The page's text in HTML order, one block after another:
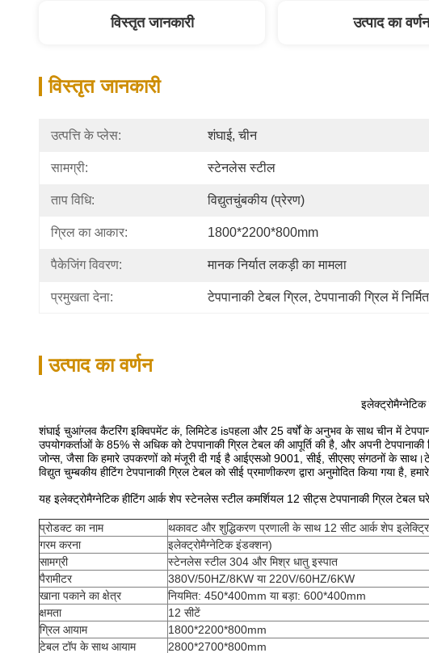
विस्तृत जानकारी उत्पाद का वर्णन
विस्तृत जानकारी
उत्पत्ति के प्लेस: शंघाई, चीन
सामग्री: स्टेनलेस स्टील
ताप विधि: विद्युतचुंबकीय (प्रेरण)
ग्रिल का आकार: 1800*2200*800mm
पैकेजिंग विवरण: मानक निर्यात लकड़ी का मामला
प्रमुखता देना: टेपपानाकी टेबल ग्रिल, टेपपानाकी ग्रिल में निर्मित
उत्पाद का वर्णन
शंघाई चुआंग्लव कैटरिंग इक्विपमेंट कं, लिमिटेड isपहला और 25 वर्षों के अनुभव के साथ चीन में
उपयोगकर्ताओं के 85% से अधिक को टेपपानाकी ग्रिल टेबल की आपूर्ति की है, और अपनी टेपपानाकी
जोन्स, जैसा कि हमारे उपकरणों को मंजूरी दी गई है आईएसओ 9001, सीई, सीएसए संगठनों के
विद्युत चुम्बकीय हीटिंग टेपपानाकी ग्रिल टेबल को सीई प्रमाणीकरण द्वारा अनुमोदित किया गया है, हमारे
यह इलेक्ट्रोमैग्नेटिक हीटिंग आर्क शेप स्टेनलेस स्टील कमर्शियल 12 सीट्स टेपपानाकी ग्रिल टेबल
प्रोडक्ट का नाम
थकावट और शुद्धिकरण प्रणाली के साथ 12 सीट आर्क शेप
गरम करना
इलेक्ट्रोमैग्नेटिक इंडक्शन)
सामग्री
स्टेनलेस स्टील 304 और मिश्र धातु इस्पात
पैरामीटर
380V/50HZ/8KW या 220V/60HZ/6KW
खाना पकाने का क्षेत्र
नियमित: 450*400mm या बड़ा: 600*400mm
क्षमता
12 सीटें
ग्रिल आयाम
1800*2200*800mm
टेबल टॉप के साथ आयाम
2800*2700*800mm